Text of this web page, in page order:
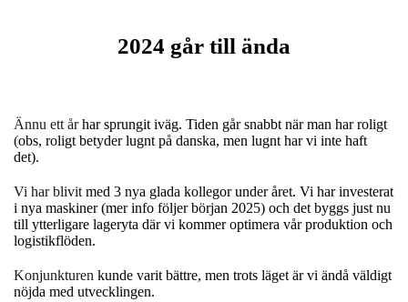
2024 går till ända
Ännu ett århar sprungit iväg. Tiden går snabbt när man har roligt
(obs, roligt betyder lugnt på danska, men lugnt har vi inte haft
det).
Vi har blivitmed 3 nya glada kollegor under året. Vi har investerat
i nya maskiner (mer info följer början 2025) och det byggs just nu
till ytterligare lageryta där vi kommer optimera vår produktion och
logistikflöden.
Konjunkturen kunde varit bättre, men trots läget är vi ändå väldigt
nöjda med utvecklingen.